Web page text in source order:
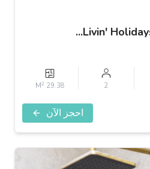
Livin'
2
29.38 M
2
احجز الآن